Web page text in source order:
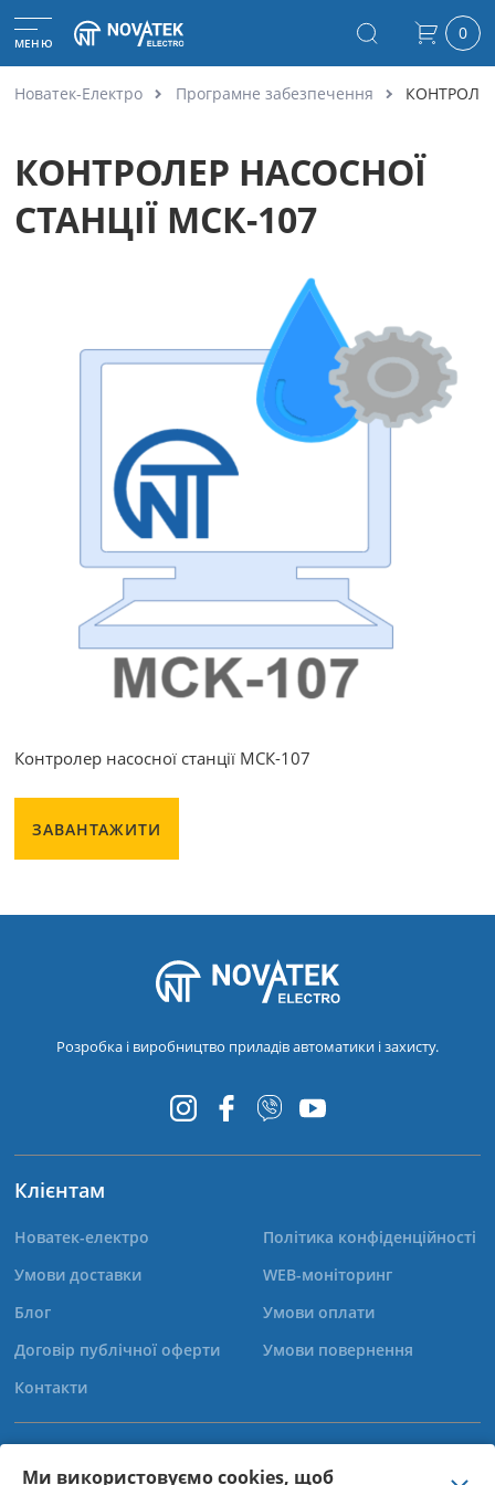
Ми використовуємо cookies, щоб
МЕНЮ 0
Новатек-Електро Програмне забезпечення
КОНТРОЛЕР НАСОСНОЇ
СТАНЦІЇ МСК-107
Контролер насосної станції МСК-107
ЗАВАНТАЖИТИ
Розробка і виробництво приладів автоматики і захисту.
Клієнтам
Новатек-електро
Умови доставки
Блог
Договір публічної оферти
Контакти
Політика конфіденційності
WEB-моніторинг
Умови оплати
Умови повернення
+38 (067) 565-37-68